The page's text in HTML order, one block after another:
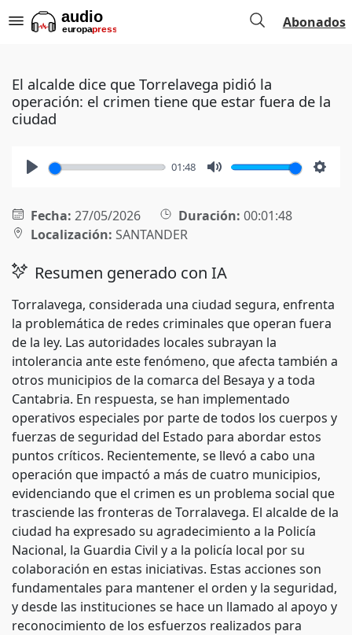
Abonados
El alcalde dice que Torrelavega pidió la
operación: el crimen tiene que estar fuera de la
ciudad
01:48
Fecha: 27/05/2026 Duración: 00:01:48
Localización: SANTANDER
Resumen generado con IA
Torralavega, considerada una ciudad segura, enfrenta
la problemática de redes criminales que operan fuera
de la ley. Las autoridades locales subrayan la
intolerancia ante este fenómeno, que afecta también a
otros municipios de la comarca del Besaya y a toda
Cantabria. En respuesta, se han implementado
operativos especiales por parte de todos los cuerpos y
fuerzas de seguridad del Estado para abordar estos
puntos críticos. Recientemente, se llevó a cabo una
operación que impactó a más de cuatro municipios,
evidenciando que el crimen es un problema social que
trasciende las fronteras de Torralavega. El alcalde de la
ciudad ha expresado su agradecimiento a la Policía
Nacional, la Guardia Civil y a la policía local por su
colaboración en estas iniciativas. Estas acciones son
fundamentales para mantener el orden y la seguridad,
y desde las instituciones se hace un llamado al apoyo y
reconocimiento de los esfuerzos realizados para